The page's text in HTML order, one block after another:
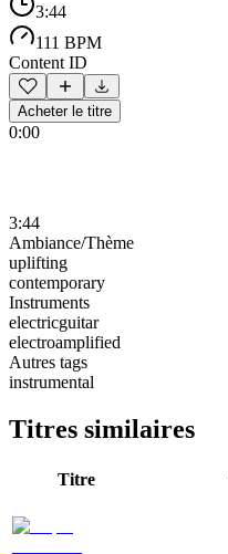
3:44
111 BPM
Content ID
Acheter le titre
0:00
3:44
Ambiance/Thème
uplifting
contemporary
Instruments
electricguitar
electroamplified
Autres tags
instrumental
Titres similaires
Titre